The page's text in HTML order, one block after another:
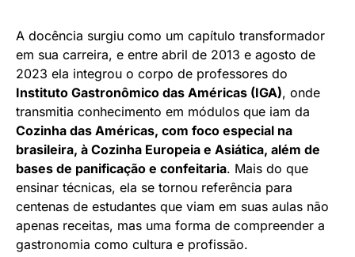
A docência surgiu como um capítulo transformador
em sua carreira, e entre abril de 2013 e agosto de
2023 ela integrou o corpo de professores do
Instituto Gastronômico das Américas (IGA), onde
transmitia conhecimento em módulos que iam da
Cozinha das Américas, com foco especial na
brasileira, à Cozinha Europeia e Asiática, além de
bases de panificação e confeitaria. Mais do que
ensinar técnicas, ela se tornou referência para
centenas de estudantes que viam em suas aulas não
apenas receitas, mas uma forma de compreender a
gastronomia como cultura e profissão.